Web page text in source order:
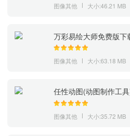
图像其他 大小:46.21 MB
万彩易绘大师免费版下
图像其他 大小:63.18 MB
任性动图(动图制作工
色版
图像其他 大小:35.72 MB